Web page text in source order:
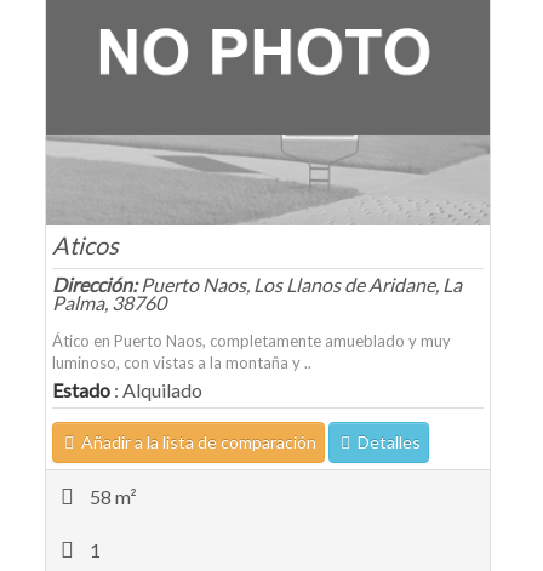
Aticos
Dirección:Puerto Naos, Los Llanos de Aridane, La
Palma, 38760
Ático en Puerto Naos, completamente amueblado y muy
luminoso, con vistas a la montaña y ..
Estado : Alquilado
Añadir a la lista de comparación Detalles
58 m²
1